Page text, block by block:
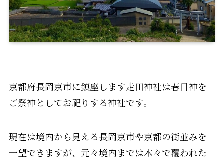
京都府長岡京市に鎮座します走田神社は春日神を
ご祭神としてお祀りする神社です。
現在は境内から見える長岡京市や京都の街並みを
一望できますが、元々境内までは木々で覆われた